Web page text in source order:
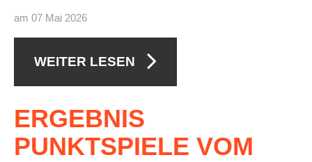
am 07 Mai 2026
WEITER LESEN
ERGEBNIS
PUNKTSPIELE VOM